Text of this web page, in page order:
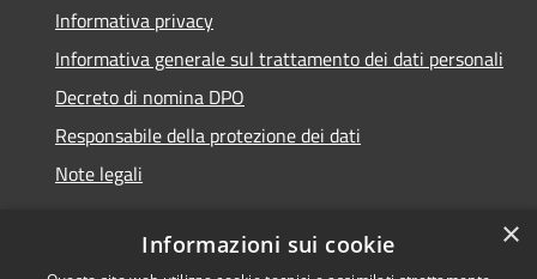
Informativa privacy
Informativa generale sul trattamento dei dati personali
Decreto di nomina DPO
Responsabile della protezione dei dati
Note legali
×
Informazioni sui cookie